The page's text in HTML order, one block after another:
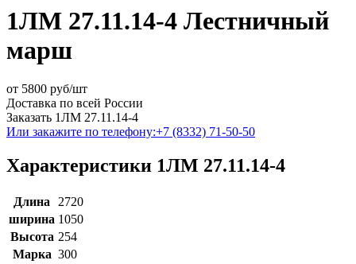
1ЛМ 27.11.14-4 Лестничный
марш
от 5800 руб/шт
Доставка по всей России
Заказать 1ЛМ 27.11.14-4
Или закажите по телефону:+7 (8332) 71-50-50
Характеристики 1ЛМ 27.11.14-4
Длина
2720
ширина 1050
Высота 254
Марка 300